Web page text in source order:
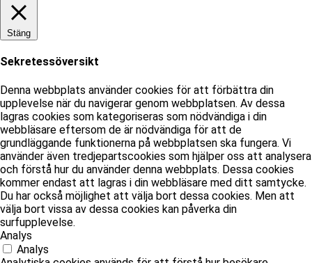
Stäng
Sekretessöversikt
Denna webbplats använder cookies för att förbättra din
upplevelse när du navigerar genom webbplatsen. Av dessa
lagras cookies som kategoriseras som nödvändiga i din
webbläsare eftersom de är nödvändiga för att de
grundläggande funktionerna på webbplatsen ska fungera. Vi
använder även tredjepartscookies som hjälper oss att analysera
och förstå hur du använder denna webbplats. Dessa cookies
kommer endast att lagras i din webbläsare med ditt samtycke.
Du har också möjlighet att välja bort dessa cookies. Men att
välja bort vissa av dessa cookies kan påverka din
surfupplevelse.
Analys
Analys